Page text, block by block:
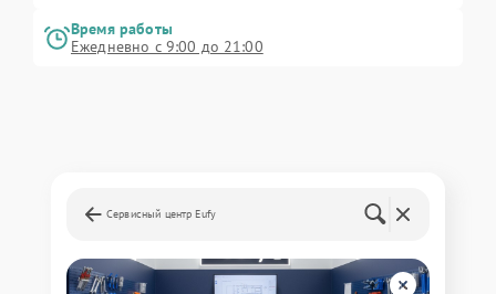
Время работы
Ежедневно с 9:00 до 21:00
Сервисный центр Eufy